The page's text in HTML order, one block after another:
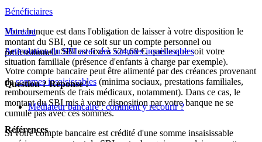
Bénéficiaires
Votre banque est dans l'obligation de laisser à votre disposition le
montant du SBI, que ce soit sur un compte personnel ou
professionnel.
Montant
Le montant du SBI est fixé à 524,68 €, quelle que soit votre
situation familiale (présence d'enfants à charge par exemple).
Articulation du SBI avec des sommes insaisissables
Votre compte bancaire peut être alimenté par des créances provenant
desommes insaisissables (minima sociaux, prestations familiales,
remboursements de frais médicaux, notamment). Dans ce cas, le
montant du SBI mis à votre disposition par votre banque ne se
cumule pas avec ces sommes.
Si votre compte bancaire est crédité d'une somme insaisissable
Question ? Réponse !
Médiateur bancaire : comment y recourir ?
Références